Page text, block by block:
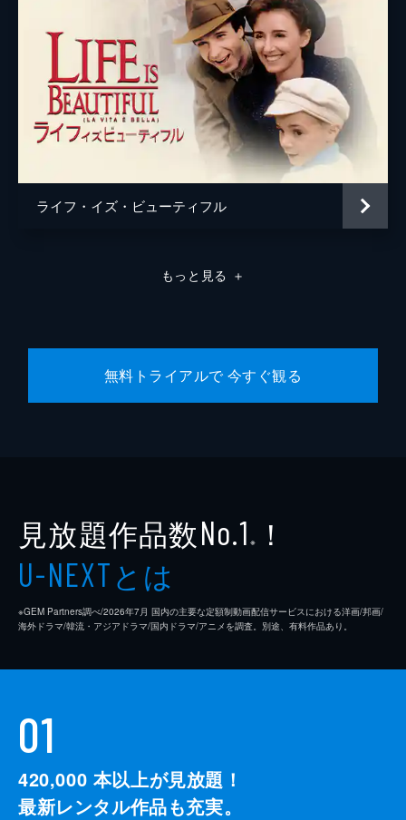
ライフ・イズ・ビューティフル
もっと見る ＋
無料トライアルで 今すぐ観る
見放題作品数No.1 ※ ！
U-NEXTとは
※GEM Partners調べ/2026年7⽉ 国内の主要な定額制動画配信サービスにおける洋画/邦画/
海外ドラマ/韓流・アジアドラマ/国内ドラマ/アニメを調査。別途、有料作品あり。
01
420,000 本以上が見放題！
最新レンタル作品も充実。